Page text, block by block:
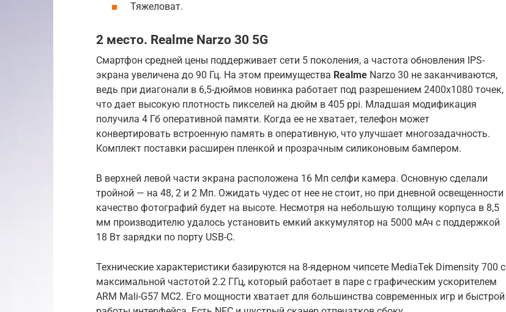
Тяжеловат.
2 место. Realme Narzo 30 5G
Смартфон средней цены поддерживает сети 5 поколения, а частота обновления IPS-
экрана увеличена до 90 Гц. На этом преимущества Realme Narzo 30 не заканчиваются,
ведь при диагонали в 6,5-дюймов новинка работает под разрешением 2400х1080 точек,
что дает высокую плотность пикселей на дюйм в 405 ppi. Младшая модификация
получила 4 Гб оперативной памяти. Когда ее не хватает, телефон может
конвертировать встроенную память в оперативную, что улучшает многозадачность.
Комплект поставки расширен пленкой и прозрачным силиконовым бампером.
В верхней левой части экрана расположена 16 Мп селфи камера. Основную сделали
тройной — на 48, 2 и 2 Мп. Ожидать чудес от нее не стоит, но при дневной освещенности
качество фотографий будет на высоте. Несмотря на небольшую толщину корпуса в 8,5
мм производителю удалось установить емкий аккумулятор на 5000 мАч с поддержкой
18 Вт зарядки по порту USB-C.
Технические характеристики базируются на 8-ядерном чипсете MediaTek Dimensity 700 с
максимальной частотой 2.2 ГГц, который работает в паре с графическим ускорителем
ARM Mali-G57 MC2. Его мощности хватает для большинства современных игр и быстрой